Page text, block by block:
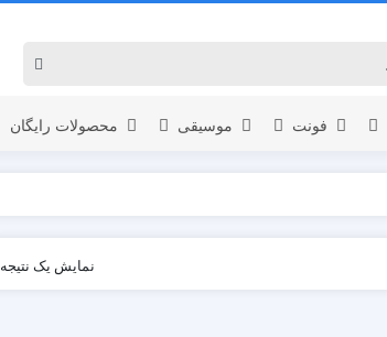
برودکست
اینفوگرافیک
فونت موسیقی محصولات رایگان
نمایش یک نتیجه